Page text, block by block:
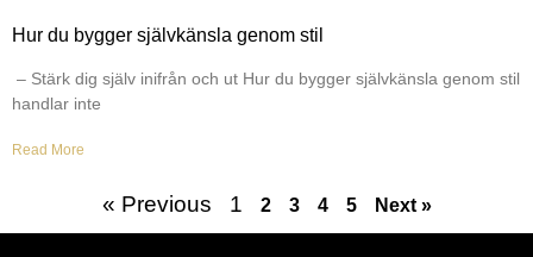
Hur du bygger självkänsla genom stil
– Stärk dig själv inifrån och ut Hur du bygger självkänsla genom stil
handlar inte
Read More
« Previous 1 2 3 4 5 Next »